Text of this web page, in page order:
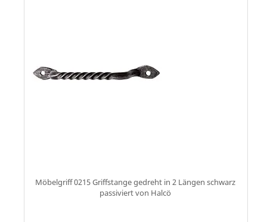
Möbelgriff 0215 Griffstange gedreht in 2 Längen schwarz
passiviert von Halcö